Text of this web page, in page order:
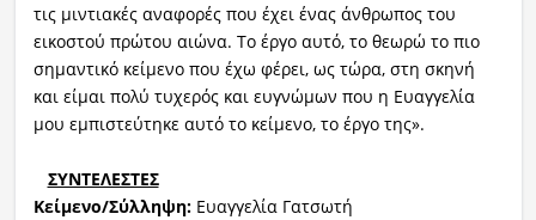
τις μιντιακές αναφορές που έχει ένας άνθρωπος του
εικοστού πρώτου αιώνα. Το έργο αυτό, το θεωρώ το πιο
σημαντικό κείμενο που έχω φέρει, ως τώρα, στη σκηνή
και είμαι πολύ τυχερός και ευγνώμων που η Ευαγγελία
μου εμπιστεύτηκε αυτό το κείμενο, το έργο της».
ΣΥΝΤΕΛΕΣΤΕΣ
Κείμενο/Σύλληψη:Ευαγγελία Γατσωτή